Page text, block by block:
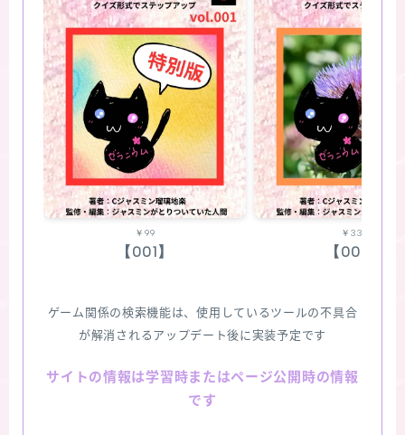
￥99
【001】
￥330
【002】
ゲーム関係の検索機能は、使用しているツールの不具合
が解消されるアップデート後に実装予定です
サイトの情報は学習時またはページ公開時の情報
です